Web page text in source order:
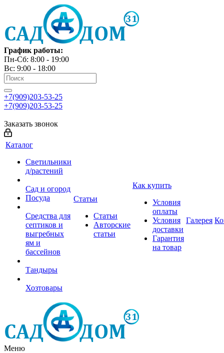
График работы:
Пн-Сб: 8:00 - 19:00
Вс: 9:00 - 18:00
+7(909)203-53-25
+7(909)203-53-25
Заказать звонок
Каталог
Светильники
д/растений
Сад и огород
Посуда
Средства для
септиков и
выгребных
ям и
бассейнов
Тандыры
Хозтовары
Статьи
Статьи
Авторские
статьи
Как купить
Условия
оплаты
Условия
доставки
Гарантия
на товар
Галерея
Меню